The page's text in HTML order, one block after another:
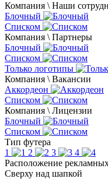
Компания \ Наши
Блочный
Списком
Компания \ Партнеры
Блочный
Списком
Только логотипы
Компания \ Вакансии
Аккордеон
Списком
Компания \ Лицензии
Блочный
Списком
Тип футера
1
2 3
4
Расположение
Сверху над шапкой